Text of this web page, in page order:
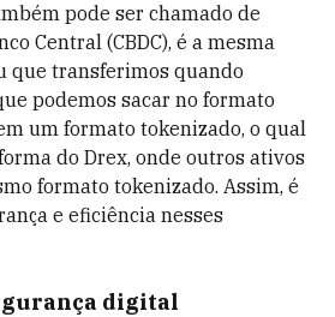
pode ser chamado de
Central (CBDC), é a mesma
que transferimos quando
podemos sacar no formato
um formato tokenizado, o qual
do Drex, onde outros ativos
formato tokenizado. Assim, é
e eficiência nesses
digital